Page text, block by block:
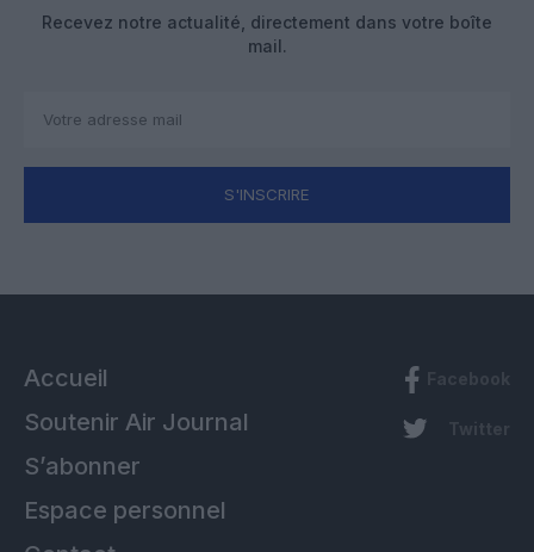
Recevez notre actualité, directement dans votre boîte
mail.
S'INSCRIRE
Accueil
Soutenir Air Journal
S’abonner
Espace personnel